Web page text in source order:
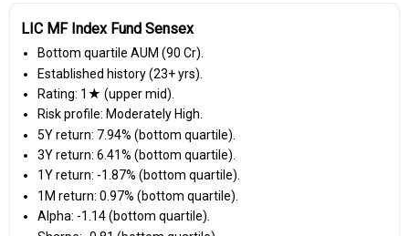
LIC MF Index Fund Sensex
Bottom quartile AUM (₹90 Cr).
Established history (23+ yrs).
Rating: 1★ (upper mid).
Risk profile: Moderately High.
5Y return: 7.94% (bottom quartile).
3Y return: 6.41% (bottom quartile).
1Y return: -1.87% (bottom quartile).
1M return: 0.97% (bottom quartile).
Alpha: -1.14 (bottom quartile).